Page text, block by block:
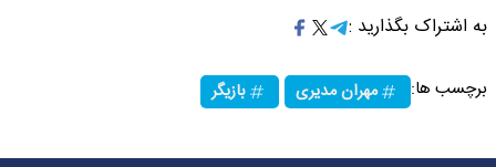
به اشتراک بگذارید :
برچسب ها: مهران مدیری بازیگر